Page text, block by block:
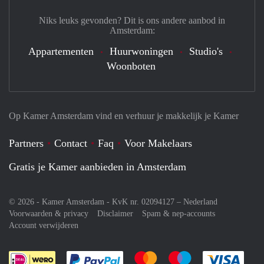
Op Kamer Amsterdam vind en verhuur je makkelijk je Kamer
Partners Contact Faq
Voor Makelaars
Gratis je Kamer aanbieden in Amsterdam
© 2026 - Kamer Amsterdam - KvK nr. 02094127 – Nederland
Voorwaarden & privacy
Disclaimer
Spam & nep-accounts
Account verwijderen
Je rekent gemakkelijk af met Paypal
Je rekent gemakkelijk af met
Je rekent
Niks leuks gevonden? Dit is ons andere aanbod in
Amsterdam:
Appartementen Huurwoningen
Studio's
Woonboten